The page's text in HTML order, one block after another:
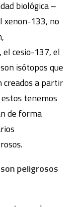
biológica –
xenon-133, no
cesio-137, el
isótopos que
creados a partir
tenemos
de forma
peligrosos